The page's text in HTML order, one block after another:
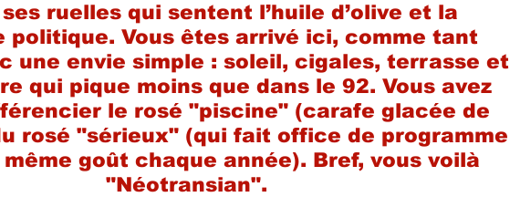
ruelles qui sentent l’huile d’olive et la
politique. Vous êtes arrivé ici, comme tant
une envie simple : soleil, cigales, terrasse et
qui pique moins que dans le 92. Vous avez
le rosé "piscine" (carafe glacée de
rosé "sérieux" (qui fait office de programme
goût chaque année). Bref, vous voilà
"Néotransian".